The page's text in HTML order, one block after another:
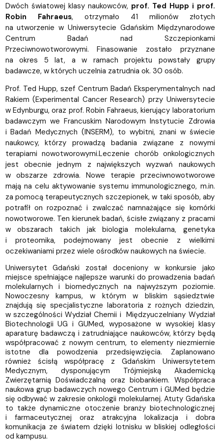
Dwóch światowej klasy naukowców, prof. Ted Hupp i prof.
Robin Fahraeus, otrzymało 41 milionów złotych
na utworzenie w Uniwersytecie Gdańskim Międzynarodowe
Centrum Badań nad Szczepionkami
Przeciwnowotworowymi.Finasowanie zostało przyznane
na okres 5 lat, a w ramach projektu powstały grupy
badawcze, w których uczelnia zatrudnia ok. 30 osób.
Prof. Ted Hupp, szef Centrum Badań Eksperymentalnych nad
Rakiem (Experimental Cancer Research) przy Uniwersytecie
w Edynburgu, oraz prof. Robin Fahraeus, kierujący laboratorium
badawczym we Francuskim Narodowym Instytucie Zdrowia
i Badań Medycznych (INSERM), to wybitni, znani w świecie
naukowcy, którzy prowadzą badania związane z nowymi
terapiami nowotworowymi.Leczenie chorób onkologicznych
jest obecnie jednym z największych wyzwań naukowych
w obszarze zdrowia. Nowe terapie przeciwnowotworowe
mają na celu aktywowanie systemu immunologicznego, m.in.
za pomocą terapeutycznych szczepionek, w taki sposób, aby
potrafił on rozpoznać i zwalczać namnażające się komórki
nowotworowe. Ten kierunek badań, ścisłe związany z pracami
w obszarach takich jak biologia molekularna, genetyka
i proteomika, podejmowany jest obecnie z wielkimi
oczekiwaniami przez wiele ośrodków naukowych na świecie.
Uniwersytet Gdański został doceniony w konkursie jako
miejsce spełniające najlepsze warunki do prowadzenia badań
molekularnych i biomedycznych na najwyższym poziomie.
Nowoczesny kampus, w którym w bliskim sąsiedztwie
znajdują się specjalistyczne laboratoria z rożnych dziedzin,
w szczególności Wydział Chemii i Międzyuczelniany Wydział
Biotechnologii UG i GUMed, wyposażone w wysokiej klasy
aparaturę badawczą i zatrudniające naukowców, którzy będą
współpracować z nowym centrum, to elementy niezmiernie
istotne dla powodzenia przedsięwzięcia. Zaplanowano
również ścisłą współpracę z Gdańskim Uniwersytetem
Medycznym, dysponującym Trójmiejską Akademicką
Zwierzętarnią Doświadczalną oraz biobankiem. Współpraca
naukowa grup badawczych nowego Centrum i GUMed będzie
się odbywać w zakresie onkologii molekularnej. Atuty Gdańska
to także dynamiczne otoczenie branży biotechnologicznej
i farmaceutycznej oraz atrakcyjna lokalizacja i dobra
komunikacja ze światem dzięki lotnisku w bliskiej odległości
od kampusu.